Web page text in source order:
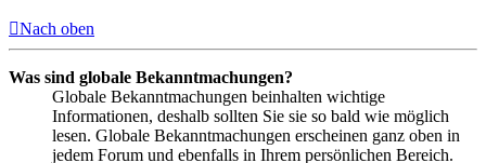
Nach oben
Was sind globale Bekanntmachungen?
Globale Bekanntmachungen beinhalten wichtige
Informationen, deshalb sollten Sie sie so bald wie möglich
lesen. Globale Bekanntmachungen erscheinen ganz oben in
jedem Forum und ebenfalls in Ihrem persönlichen Bereich.